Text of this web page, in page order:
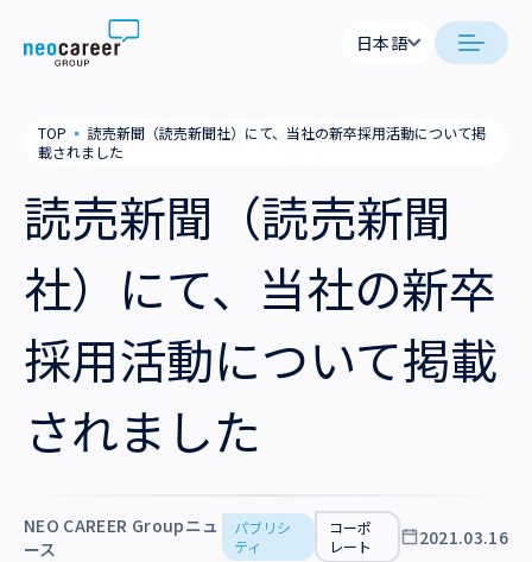
Skip to content
neocareer について
私たちの考え方
就労支援
業務支援
会社概要
役員一覧
拠点一覧
沿革・受賞歴
サステナビリティ
採用情報
日本語
TOP ▪ 読売新聞（読売新聞社）にて、当社の新卒採用活動について掲
載されました
読売新聞（読売新聞
社）にて、当社の新卒
採用活動について掲載
されました
NEO CAREER Groupニュ
ース
パブリシ
ティ
コーポ
レート
2021.03.16